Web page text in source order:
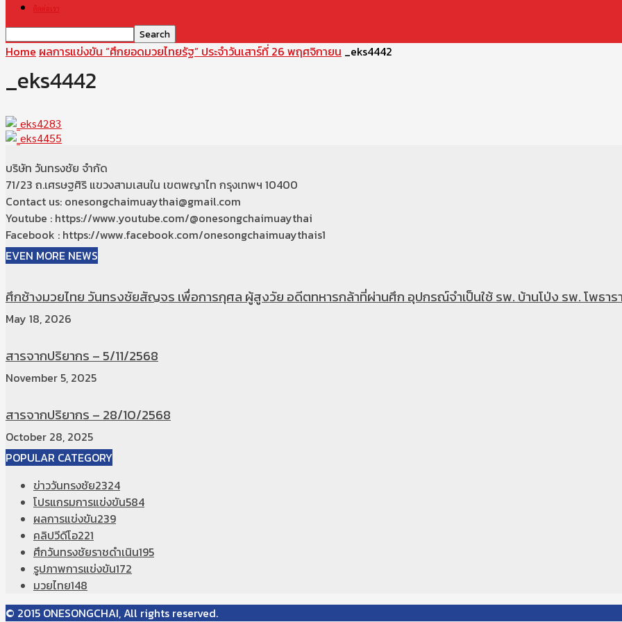
ติดต่อเรา
Home ผลการแข่งขัน “ศึกยอดมวยไทยรัฐ” ประจำวันเสาร์ที่ 26 พฤศจิกายน _eks4442
_eks4442
บริษัท วันทรงชัย จำกัด
71/23 ถ.เศรษฐศิริ แขวงสามเสนใน เขตพญาไท กรุงเทพฯ 10400
Contact us: onesongchaimuaythai@gmail.com
Youtube : https://www.youtube.com/@onesongchaimuaythai
Facebook : https://www.facebook.com/onesongchaimuaythais1
EVEN MORE NEWS
ศึกช้างมวยไทย วันทรงชัยสัญจร เพื่อการกุศล ผู้สูงวัย อดีตทหารกล้าที่ผ่านศึก อุปกรณ์จำเป็นใช้ รพ. บ้านโป่ง รพ. โพธารา
May 18, 2026
สารจากปริยากร – 5/11/2568
November 5, 2025
สารจากปริยากร – 28/10/2568
October 28, 2025
POPULAR CATEGORY
ข่าววันทรงชัย2324
โปรแกรมการแข่งขัน584
ผลการแข่งขัน239
คลิปวีดีโอ221
ศึกวันทรงชัยราชดำเนิน195
รูปภาพการแข่งขัน172
มวยไทย148
© 2015 ONESONGCHAI, All rights reserved.